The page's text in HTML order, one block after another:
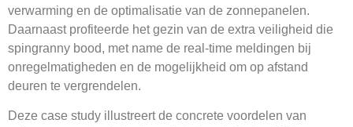
verwarming en de optimalisatie van de zonnepanelen.
Daarnaast profiteerde het gezin van de extra veiligheid die
spingranny bood, met name de real-time meldingen bij
onregelmatigheden en de mogelijkheid om op afstand
deuren te vergrendelen.
Deze case study illustreert de concrete voordelen van